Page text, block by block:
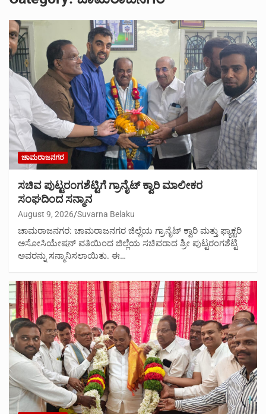
ಚಾಮರಾಜನಗರ
ಸಚಿವ ಪುಟ್ಟರಂಗಶೆಟ್ಟಿಗೆ ಗ್ರಾನೈಟ್ ಕ್ವಾರಿ ಮಾಲೀಕರ
ಸಂಘದಿಂದ ಸನ್ಮಾನ
August 9, 2026 Suvarna Belaku
ಚಾಮರಾಜನಗರ: ಚಾಮರಾಜನಗರ ಜಿಲ್ಲೆಯ ಗ್ರಾನೈಟ್ ಕ್ವಾರಿ ಮತ್ತು ಫ್ಯಾಕ್ಟರಿ
ಅಸೋಸಿಯೇಷನ್ ವತಿಯಿಂದ ಜಿಲ್ಲೆಯ ಸಚಿವರಾದ ಶ್ರೀ ಪುಟ್ಟರಂಗಶೆಟ್ಟಿ
ಅವರನ್ನು ಸನ್ಮಾನಿಸಲಾಯಿತು. ಈ…